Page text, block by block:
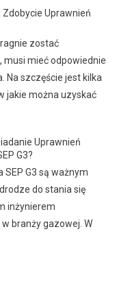
Zdobycie Uprawnień
zostać
musi mieć odpowiednie
Na szczęście jest kilka
jakie można uzyskać
Uprawnień
G3?
SEP G3 są ważnym
do stania się
inżynierem
branży gazowej. W